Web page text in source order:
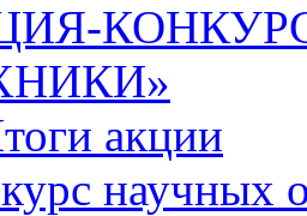
акции
научных